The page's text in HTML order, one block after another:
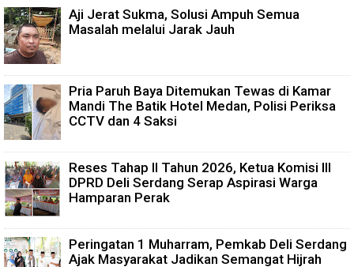
Aji Jerat Sukma, Solusi Ampuh Semua
Masalah melalui Jarak Jauh
Pria Paruh Baya Ditemukan Tewas di Kamar
Mandi The Batik Hotel Medan, Polisi Periksa
CCTV dan 4 Saksi
Reses Tahap II Tahun 2026, Ketua Komisi III
DPRD Deli Serdang Serap Aspirasi Warga
Hamparan Perak
Peringatan 1 Muharram, Pemkab Deli Serdang
Ajak Masyarakat Jadikan Semangat Hijrah